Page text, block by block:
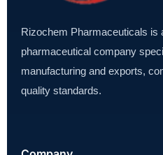
Rizochem Pharmaceuticals is
pharmaceutical company
manufacturing and exports,
quality standards.